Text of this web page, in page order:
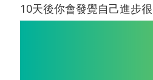
10天後你會發覺自己進步